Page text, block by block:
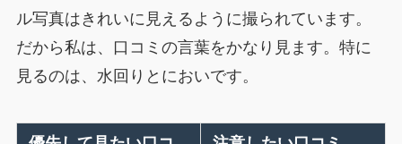
ル写真はきれいに見えるように撮られています。
だから私は、口コミの言葉をかなり見ます。特に
見るのは、水回りとにおいです。